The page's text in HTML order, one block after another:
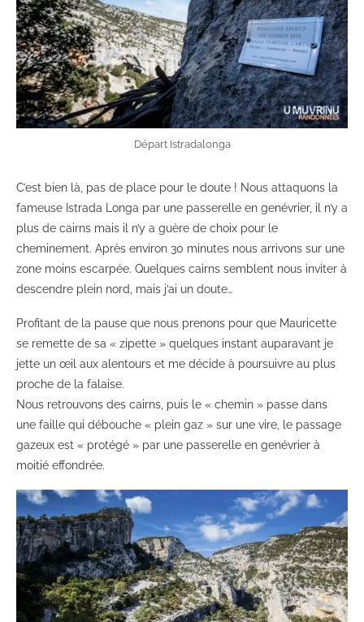
Départ Istradalonga
C’est bien là, pas de place pour le doute ! Nous attaquons la
fameuse Istrada Longa par une passerelle en genévrier, il n’y a
plus de cairns mais il n’y a guère de choix pour le
cheminement. Après environ 30 minutes nous arrivons sur une
zone moins escarpée. Quelques cairns semblent nous inviter à
descendre plein nord, mais j’ai un doute…
Profitant de la pause que nous prenons pour que Mauricette
se remette de sa « zipette » quelques instant auparavant je
jette un œil aux alentours et me décide à poursuivre au plus
proche de la falaise.
Nous retrouvons des cairns, puis le « chemin » passe dans
une faille qui débouche « plein gaz » sur une vire, le passage
gazeux est « protégé » par une passerelle en genévrier à
moitié effondrée.